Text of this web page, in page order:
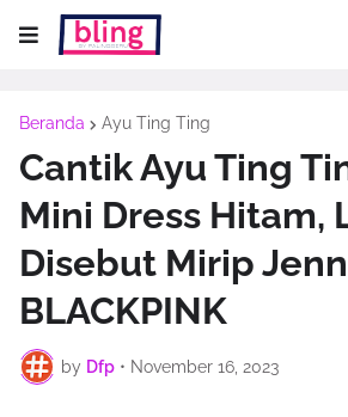
Beranda Ayu Ting Ting
Cantik Ayu Ting
Mini Dress Hitam,
Disebut Mirip
BLACKPINK
by Dfp • November 16, 2023